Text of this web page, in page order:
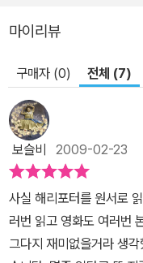
마이리뷰
구매자 (0) 전체 (7)
보슬비 2009-02-23
사실 해리포터를 원서로
러번 읽고 영화도 여러번
그다지 재미없을거라 생